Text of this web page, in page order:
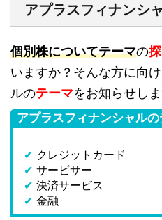
アプラスフィナンシ
個別株についてテーマの
いますか？そんな方に向
ルのテーマをお知らせしま
アプラスフィナンシャル
✔ クレジットカード
✔ サービサー
✔ 決済サービス
✔ 金融